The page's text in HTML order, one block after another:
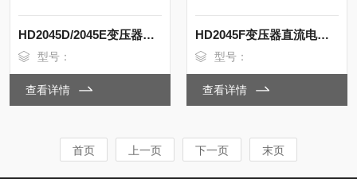
HD2045D/2045E变压器直流电阻测试仪
型号：
查看详情
HD2045F变压器直流电阻测试仪
型号：
查看详情
首页 上一页 下一页 末页